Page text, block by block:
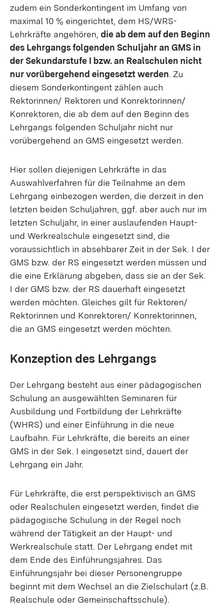
zudem ein Sonderkontingent im Umfang von
maximal 10 % eingerichtet, dem HS/WRS-
Lehrkräfte angehören, die ab dem auf den Beginn
des Lehrgangs folgenden Schuljahr an GMS in
der Sekundarstufe I bzw. an Realschulen nicht
nur vorübergehend eingesetzt werden. Zu
diesem Sonderkontingent zählen auch
Rektorinnen/ Rektoren und Konrektorinnen/
Konrektoren, die ab dem auf den Beginn des
Lehrgangs folgenden Schuljahr nicht nur
vorübergehend an GMS eingesetzt werden.
Hier sollen diejenigen Lehrkräfte in das
Auswahlverfahren für die Teilnahme an dem
Lehrgang einbezogen werden, die derzeit in den
letzten beiden Schuljahren, ggf. aber auch nur im
letzten Schuljahr, in einer auslaufenden Haupt-
und Werkrealschule eingesetzt sind, die
voraussichtlich in absehbarer Zeit in der Sek. I der
GMS bzw. der RS eingesetzt werden müssen und
die eine Erklärung abgeben, dass sie an der Sek.
I der GMS bzw. der RS dauerhaft eingesetzt
werden möchten. Gleiches gilt für Rektoren/
Rektorinnen und Konrektoren/ Konrektorinnen,
die an GMS eingesetzt werden möchten.
Konzeption des Lehrgangs
Der Lehrgang besteht aus einer pädagogischen
Schulung an ausgewählten Seminaren für
Ausbildung und Fortbildung der Lehrkräfte
(WHRS) und einer Einführung in die neue
Laufbahn. Für Lehrkräfte, die bereits an einer
GMS in der Sek. I eingesetzt sind, dauert der
Lehrgang ein Jahr.
Für Lehrkräfte, die erst perspektivisch an GMS
oder Realschulen eingesetzt werden, findet die
pädagogische Schulung in der Regel noch
während der Tätigkeit an der Haupt- und
Werkrealschule statt. Der Lehrgang endet mit
dem Ende des Einführungsjahres. Das
Einführungsjahr bei dieser Personengruppe
beginnt mit dem Wechsel an die Zielschulart (z.B.
Realschule oder Gemeinschaftsschule).